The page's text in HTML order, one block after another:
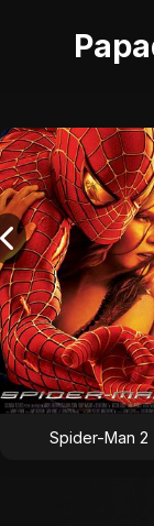
Spider-Man 2